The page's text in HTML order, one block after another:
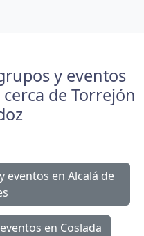
y eventos
de Torrejón
eventos en Alcalá de
en Coslada